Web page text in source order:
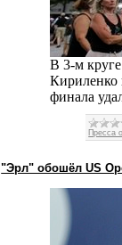
В 3-м
Кириленко
финала
Пресса
"Эрл" обошёл US